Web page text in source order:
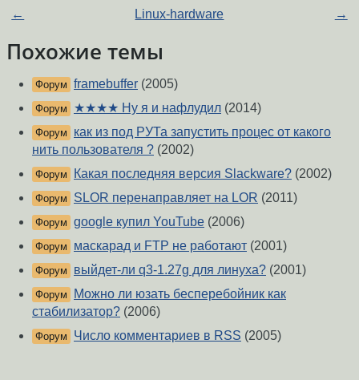
← Linux-hardware →
Похожие темы
Форум framebuffer (2005)
Форум ★★★★ Ну я и нафлудил (2014)
Форум
как из под РУТа запустить процес от какого
нить пользователя ? (2002)
Форум Какая последняя версия Slackware? (2002)
Форум SLOR перенаправляет на LOR (2011)
Форум google купил YouTube (2006)
Форум маскарад и FTP не работают (2001)
Форум выйдет-ли q3-1.27g для линуха? (2001)
Форум
Можно ли юзать бесперебойник как
стабилизатор? (2006)
Форум Число комментариев в RSS (2005)